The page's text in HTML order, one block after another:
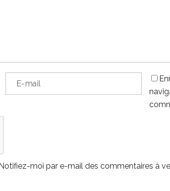
moi par e-mail des commentaires à